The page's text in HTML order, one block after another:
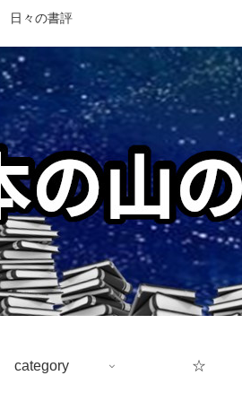
日々の書評
category ☆